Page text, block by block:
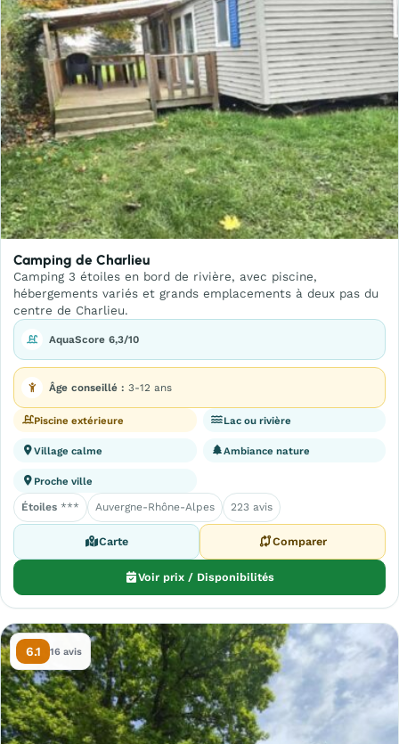
Camping de Charlieu
Camping 3 étoiles en bord de rivière, avec piscine,
hébergements variés et grands emplacements à deux pas du
centre de Charlieu.
AquaScore 6,3/10
Âge conseillé : 3-12 ans
Piscine extérieure Lac ou rivière
Village calme Ambiance nature
Proche ville
Étoiles *** Auvergne-Rhône-Alpes 223 avis
Carte Comparer
Voir prix / Disponibilités
6.1 16 avis